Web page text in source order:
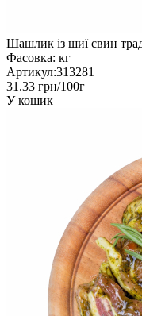
Шашлик із шиї свин
Фасовка: кг
Артикул:313281
31.33 грн/100г
У кошик